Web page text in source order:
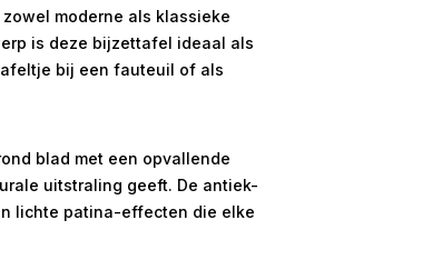
moderne als klassieke
is deze bijzettafel ideaal als
bij een fauteuil of als
blad met een opvallende
uitstraling geeft. De antiek-
lichte patina-effecten die elke